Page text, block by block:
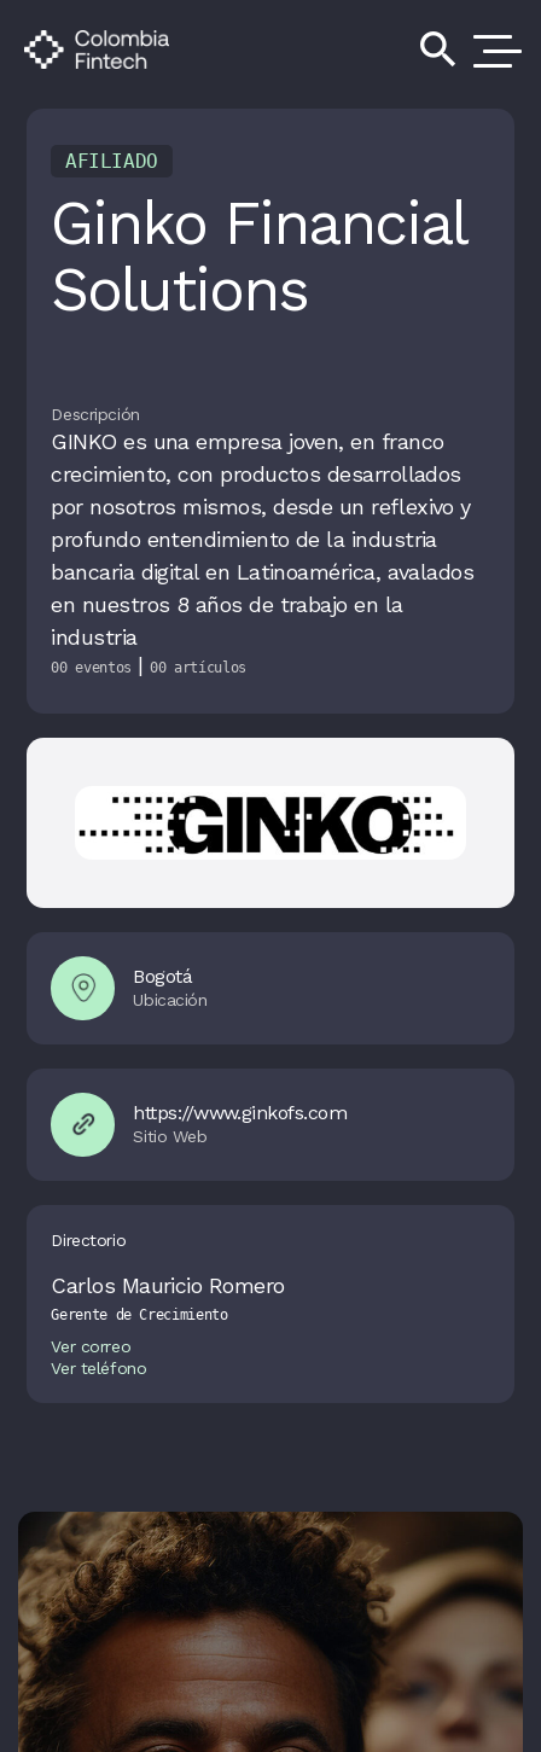
search
Bogotá
https://www.ginkofs.com
Directorio
Carlos Mauricio Romero
Gerente de Crecimiento
Ver correo
Ver teléfono
AFILIADO
Ginko Financial
Solutions
Descripción
GINKO es una empresa joven, en franco
crecimiento, con productos desarrollados
por nosotros mismos, desde un reflexivo y
profundo entendimiento de la industria
bancaria digital en Latinoamérica, avalados
en nuestros 8 años de trabajo en la
industria
00 eventos |00 artículos